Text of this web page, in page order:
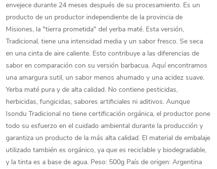
envejece durante 24 meses después de su procesamiento. Es un
producto de un productor independiente de la provincia de
Misiones, la "tierra prometida" del yerba maté. Esta versión,
Tradicional, tiene una intensidad media y un sabor fresco. Se seca
en una cinta de aire caliente. Esto contribuye a las diferencias de
sabor en comparación con su versión barbacua. Aquí encontramos
una amargura sutil, un sabor menos ahumado y una acidez suave.
Yerba maté pura y de alta calidad. No contiene pesticidas,
herbicidas, fungicidas, sabores artificiales ni aditivos. Aunque
Isondu Tradicional no tiene certificación orgánica, el productor pone
todo su esfuerzo en el cuidado ambiental durante la producción y
garantiza un producto de la más alta calidad. El material de embalaje
utilizado también es orgánico, ya que es reciclable y biodegradable,
y la tinta es a base de agua. Peso: 500g País de origen: Argentina